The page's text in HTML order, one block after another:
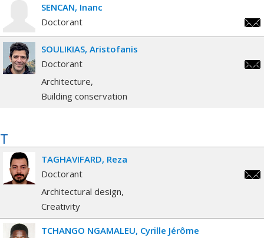
SENCAN Inanc
Doctorant
SOULIKIAS Aristofanis
Doctorant
Architecture
Building conservation
T
TAGHAVIFARD Reza
Doctorant
Architectural design
Creativity
TCHANGO NGAMALEU Cyrille Jérôme